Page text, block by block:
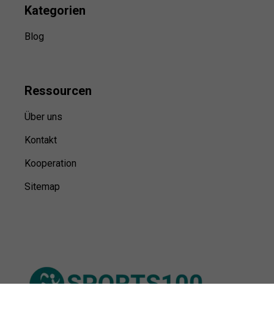
Kategorien
Blog
Ressourcen
Über uns
Kontakt
Kooperation
Sitemap